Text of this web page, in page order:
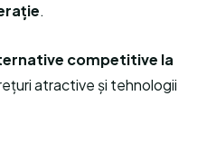
.
competitive la
atractive și tehnologii